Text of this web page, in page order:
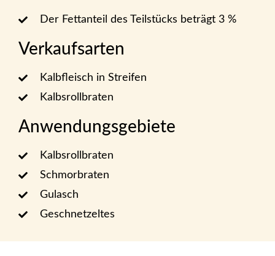
Der Fettanteil des Teilstücks beträgt 3 %
Verkaufsarten
Kalbfleisch in Streifen
Kalbsrollbraten
Anwendungsgebiete
Kalbsrollbraten
Schmorbraten
Gulasch
Geschnetzeltes